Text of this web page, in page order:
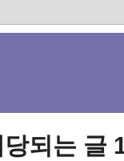
되는 글